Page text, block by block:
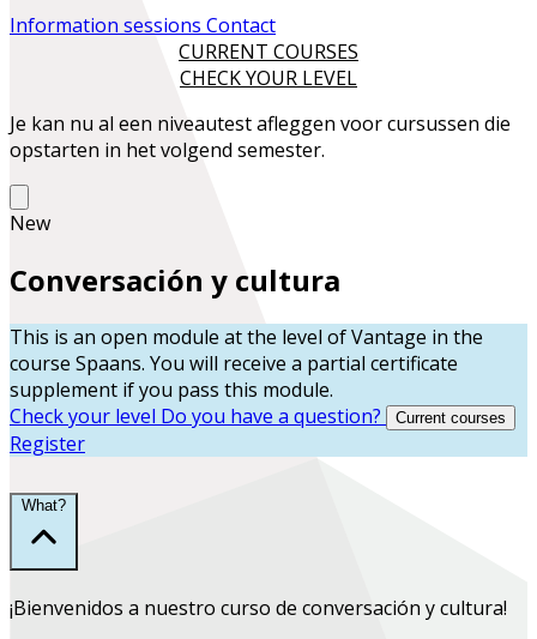
Information sessions Contact
CURRENT COURSES
CHECK YOUR LEVEL
Je kan nu al een niveautest afleggen voor cursussen die
opstarten in het volgend semester.
New
Conversación y cultura
This is an open module at the level ofVantage in the
course Spaans. You will receive a partial certificate
supplement if you pass this module.
Check your level Do you have a question? Current courses
Register
What?
¡Bienvenidos a nuestro curso de conversación y cultura!